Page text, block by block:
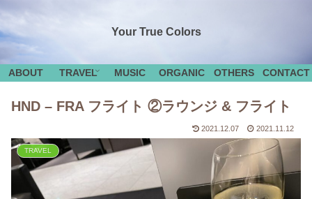
Your True Colors
ABOUT TRAVEL MUSIC ORGANIC OTHERS CONTACT
HND – FRA フライト ②ラウンジ & フライト
2021.12.07 2021.11.12
TRAVEL